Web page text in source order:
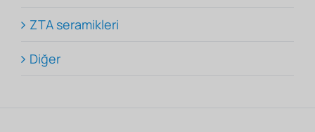
ZTA seramikleri
Diğer